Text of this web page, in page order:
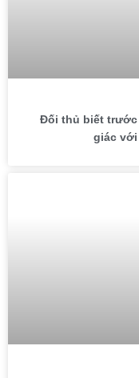
Đối thủ biết trước
giác